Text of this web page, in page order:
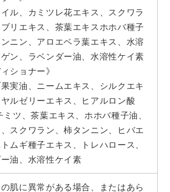
ル、カミツレ花エキス、スクワラ
リエキス、茶葉エキスホホバ種子
ニン、アロエベラ葉エキス、水溶
ン、ラベンダー油、水溶性ケイ素
ショナー》
実油、ニームエキス、シルクエキ
ルゼリーエキス、ヒアルロン酸
ミツ、茶葉エキス、ホホバ種子油、
スクワラン、柿タンニン、ヒバエ
ムギ種子エキス、トレハロース、
油、水溶性ケイ素
の肌に異常がある場合、またはあら